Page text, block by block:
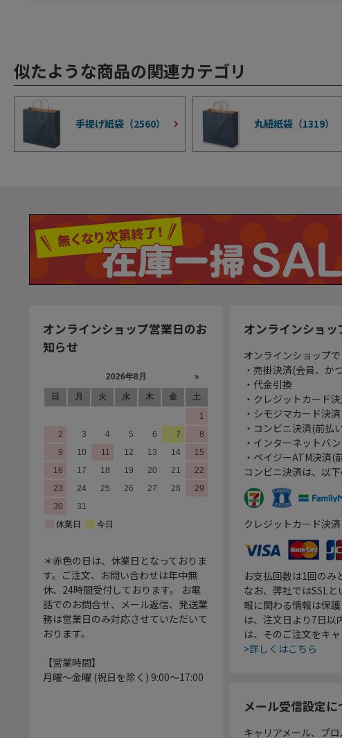
似たような商品の関連カテゴリ
手提げ紙袋（2560） 丸紐紙袋（1319）
オンラインショップ営業日のお
知らせ
＊赤色の日は、休業日となっておりま
す。ご注文、お問い合わせは年中無
休、24時間受付しております。 お電
話でのお問合せ、メール返信、発送業
務は営業日のみ対応させていただいて
おります。
【営業時間】
月曜～金曜 (祝日を除く) 9:00～17:00
オンラインショ
オンラインショップ
・売掛決済(会員、か
・代金引換
・クレジットカード
・シモジマカード決済
・コンビニ決済(前払
・インターネットバ
・ペイジーATM決済(
コンビニ決済は、以
クレジットカード決
お支払回数は1回のみ
なお、弊社ではSSL
報に関わる情報は保
は、注文日より7日以
は、そのご注文をキ
>詳しくはこちら
メール受信設定に
キャリアメール、プ